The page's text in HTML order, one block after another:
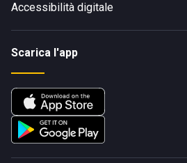
Accessibilità digitale
Scarica l'app